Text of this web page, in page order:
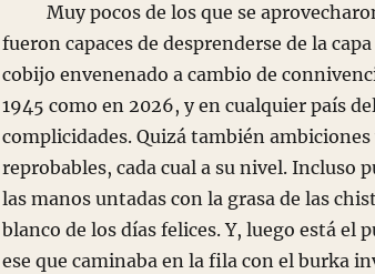
Muy pocos de los que se
fueron capaces de desprenderse de la
cobijo envenenado a cambio de
1945 como en 2026, y en cualquier país
complicidades. Quizá también
reprobables, cada cual a su nivel. Incluso
las manos untadas con la grasa de las
blanco de los días felices. Y, luego está el
ese que caminaba en la fila con el burka